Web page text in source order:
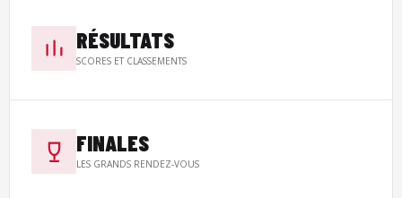
RÉSULTATS
SCORES ET CLASSEMENTS
FINALES
LES GRANDS RENDEZ-VOUS